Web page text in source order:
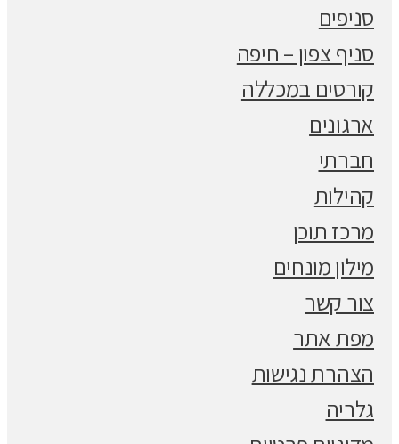
סניפים
סניף צפון – חיפה
קורסים במכללה
ארגונים
חברתי
קהילות
מרכז תוכן
מילון מונחים
צור קשר
מפת אתר
הצהרת נגישות
גלריה